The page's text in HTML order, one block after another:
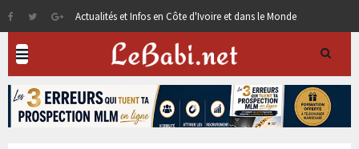
Actualités et Infos en Côte d'Ivoire et dans le Monde